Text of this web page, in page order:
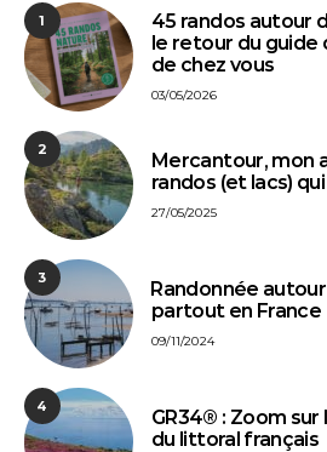
1
45 randos autour
le retour du guide
de chez vous
03/05/2026
2
Mercantour, mon
randos (et lacs)
27/05/2025
3
⁠Randonnée
partout en France
09/11/2024
4
GR34® : Zoom
du littoral français